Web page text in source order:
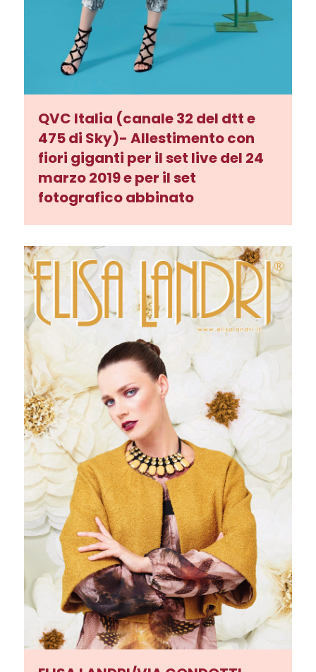
QVC Italia (canale 32 del dtt e
475 di Sky)- Allestimento con
fiori giganti per il set live del 24
marzo 2019 e per il set
fotografico abbinato